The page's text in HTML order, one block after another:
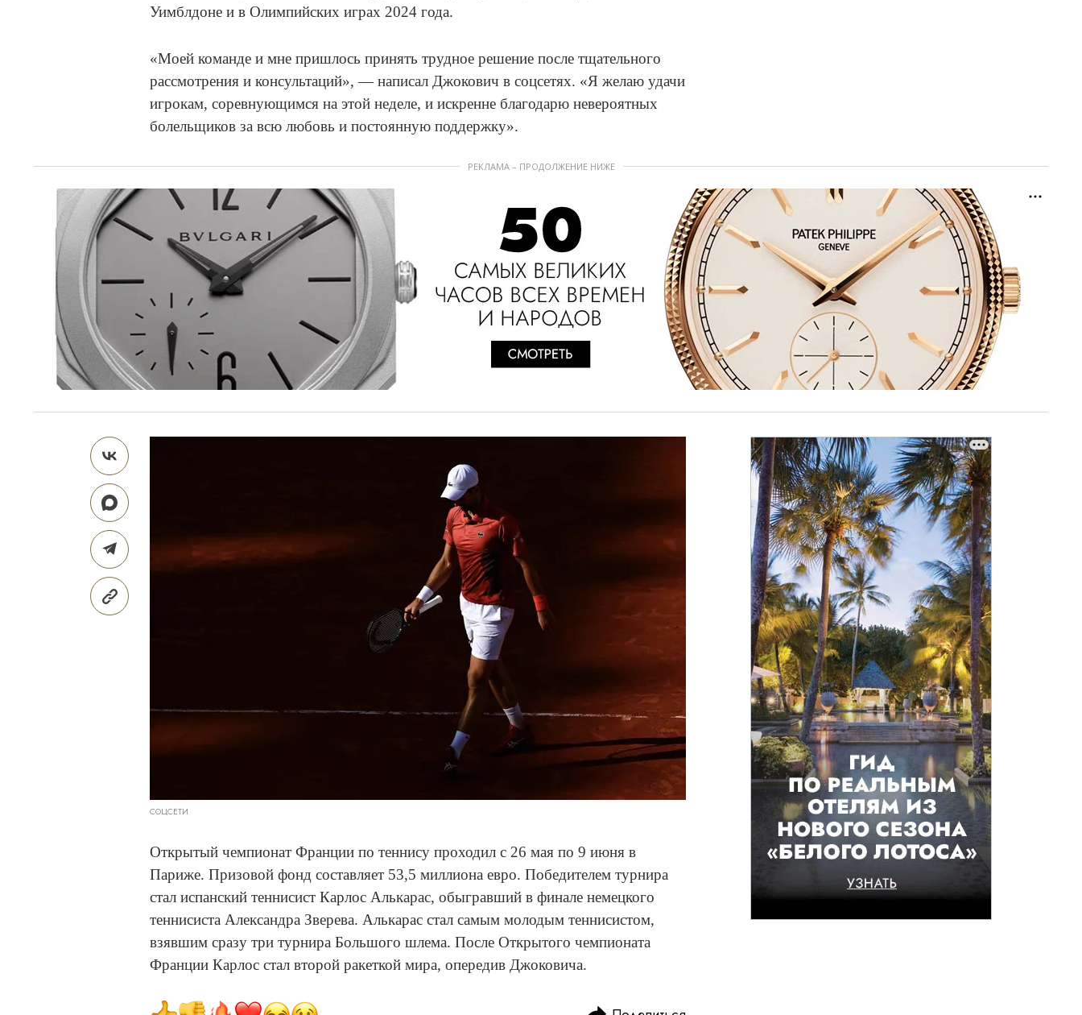
Уимблдоне и в Олимпийских играх 2024 года.
«Моей команде и мне пришлось принять трудное решение после тщательного
рассмотрения и консультаций», — написал Джокович в соцсетях. «Я желаю удачи
игрокам, соревнующимся на этой неделе, и искренне благодарю невероятных
болельщиков за всю любовь и постоянную поддержку».
РЕКЛАМА – ПРОДОЛЖЕНИЕ НИЖЕ
СОЦСЕТИ
Открытый чемпионат Франции по теннису проходил с 26 мая по 9 июня в
Париже. Призовой фонд составляет 53,5 миллиона евро. Победителем турнира
стал испанский теннисист Карлос Алькарас, обыгравший в финале немецкого
теннисиста Александра Зверева. Алькарас стал самым молодым теннисистом,
взявшим сразу три турнира Большого шлема. После Открытого чемпионата
Франции Карлос стал второй ракеткой мира, опередив Джоковича.